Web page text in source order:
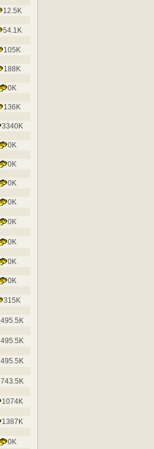
12.5K
54.1K
105K
188K
0K
136K
3340K
0K
0K
0K
0K
0K
0K
0K
0K
315K
495.5K
495.5K
495.5K
743.5K
1074K
1387K
0K